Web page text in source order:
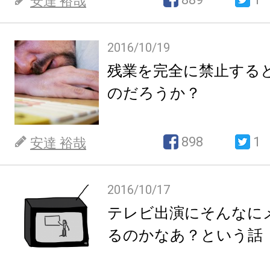
2016/10/19
残業を完全に禁止する
のだろうか？
安達 裕哉 898 1
2016/10/17
テレビ出演にそんなに
るのかなあ？という話